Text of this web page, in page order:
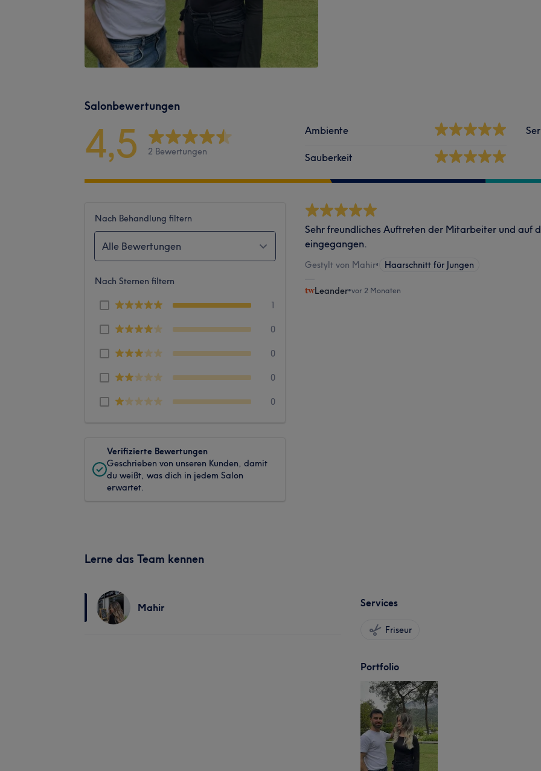
Salonbewertungen
4,5 2 Bewertungen
Ambiente
Sauberkeit
Nach Behandlung filtern
Alle Bewertungen
Nach Sternen filtern
1
0
0
0
0
Verifizierte Bewertungen
Geschrieben von unseren Kunden, damit
du weißt, was dich in jedem Salon
erwartet.
Sehr freundliches Auftreten der Mitarbeiter und auf
eingegangen.
Gestylt von Mahir• Haarschnitt für Jungen
Leander•vor 2 Monaten
Lerne das Team kennen
Mahir Services
Friseur
Portfolio